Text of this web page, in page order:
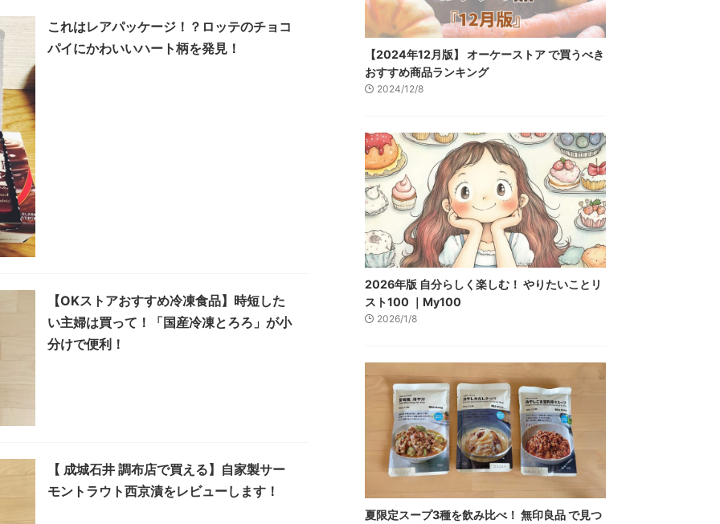
これはレアパッケージ！？ロッテのチョコ
パイにかわいいハート柄を発見！
【OKストアおすすめ冷凍食品】時短した
い主婦は買って！「国産冷凍とろろ」が小
分けで便利！
【 成城石井 調布店で買える】自家製サー
モントラウト西京漬をレビューします！
【2024年12月版】 オーケーストア で買うべき
おすすめ商品ランキング
2024/12/8
2026年版 自分らしく楽しむ！ やりたいことリ
スト100 ｜My100
2026/1/8
夏限定スープ3種を飲み比べ！ 無印良品 で見つ